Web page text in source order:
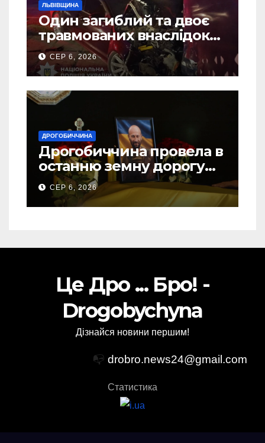
ЛЬВІВЩИНА
Один загиблий та двоє
травмованих внаслідок
ДТП на Самбірщині
СЕР 6, 2026
ДРОГОБИЧЧИНА
Дрогобиччина провела в
останню земну дорогу
свого Захисника – Олега
Торського
СЕР 6, 2026
Це Дро ... Бро! -
Drogobychyna
Дізнайся новини першим!
📭 drobro.news24@gmail.com
Статистика